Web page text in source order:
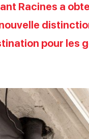
Racines a
pour les